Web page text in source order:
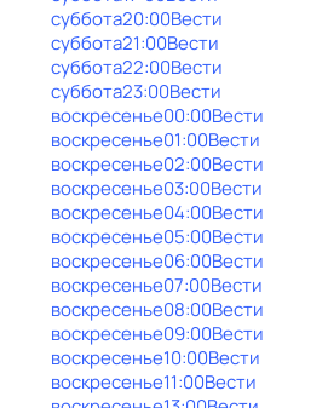
суббота20:00Вести
суббота21:00Вести
суббота22:00Вести
суббота23:00Вести
воскресенье00:00Вести
воскресенье01:00Вести
воскресенье02:00Вести
воскресенье03:00Вести
воскресенье04:00Вести
воскресенье05:00Вести
воскресенье06:00Вести
воскресенье07:00Вести
воскресенье08:00Вести
воскресенье09:00Вести
воскресенье10:00Вести
воскресенье11:00Вести